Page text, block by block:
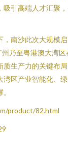
吸引高端人才汇聚
，南沙此次大规模启
乃至粤港澳大湾区
质生产力的关键布
湾区产业智能化、
product/82.html